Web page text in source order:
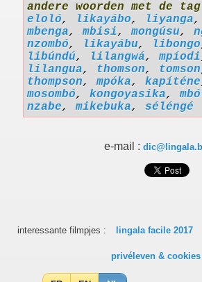
andere woorden met de
eloló, likayábo, liyanga
mbenga,mbisi,mongúsu,
nzombó, likayábu, libongo
libúndú, lilangwá,mpíodi
lilangua, thomson, tomson
thompson,mpóka, kapíténe
mosombó, kongoyasika,
nzabe,mikebuka, séléngé
e-mail :
interessante filmpjes : lingala facile 2017
privéleven & cookies